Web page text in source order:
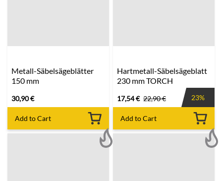
Metall-Säbelsägeblätter
150 mm
30,90€
Add to Cart
Hartmetall-Säbelsägeblatt
230 mm TORCH
17,54€ 22,90€ 23%
Add to Cart